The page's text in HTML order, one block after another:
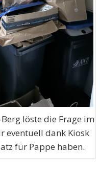
löste die Frage im
eventuell dank Kiosk
für Pappe haben.